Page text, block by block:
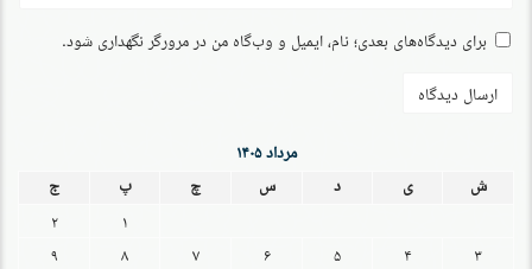
برای دیدگاه‌های بعدی؛ نام، ایمیل و وب‌گاه من در مرورگر نگهداری شود.
مرداد ۱۴۰۵
ش
ی د س چ پ
ج
۱
۲
۳
۴ ۵ ۶ ۷ ۸
۹